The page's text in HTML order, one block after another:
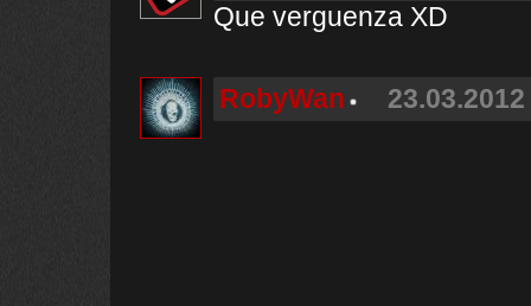
Que verguenza XD
RobyWan